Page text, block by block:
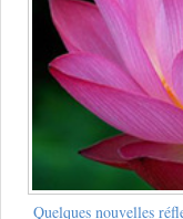
Quelques nouvelles